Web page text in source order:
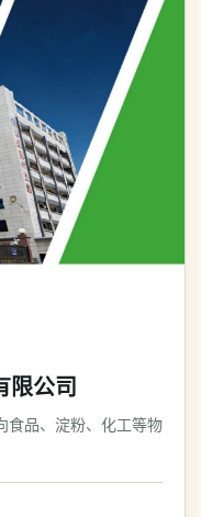
限公司
食品、淀粉、化工等物